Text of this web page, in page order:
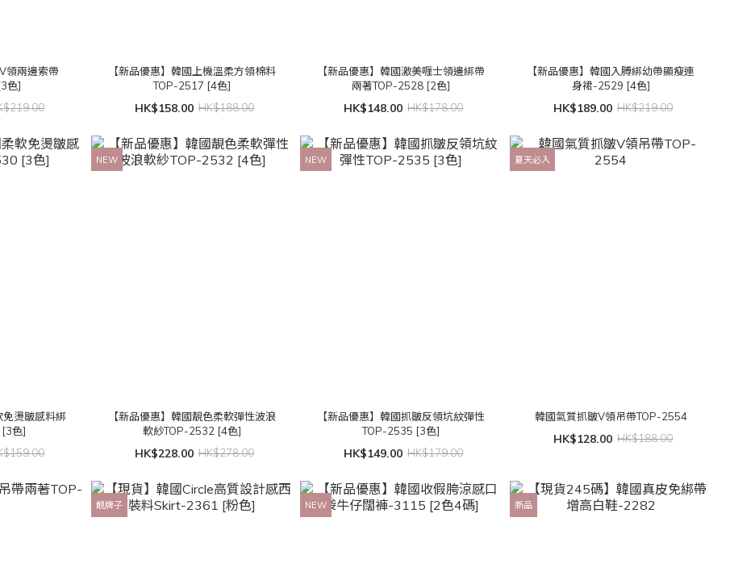
領兩邊索帶
色]
【新品優惠】韓國上機溫柔方領棉料
TOP-2517 [4色]
HK$158.00 HK$188.00
【新品優惠】韓國激美喱士領邊綁帶
兩著TOP-2528 [2色]
HK$148.00 HK$178.00
【新品優惠】韓國入膊綁幼帶顯瘦連
身裙-2529 [4色]
HK$189.00 HK$219.00
免燙皺感料綁
色]
NEW
【新品優惠】韓國靚色柔軟彈性波浪
軟紗TOP-2532 [4色]
HK$228.00 HK$278.00
NEW
【新品優惠】韓國抓皺反領坑紋彈性
TOP-2535 [3色]
HK$149.00 HK$179.00
夏天必入
韓國氣質抓皺V領吊帶TOP-2554
HK$128.00 HK$188.00
靚牌子 NEW 新品